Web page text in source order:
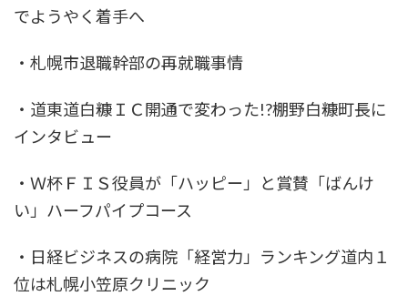
でようやく着手へ
・札幌市退職幹部の再就職事情
・道東道白糠ＩＣ開通で変わった!?棚野白糠町長に
インタビュー
・Ｗ杯ＦＩＳ役員が「ハッピー」と賞賛「ばんけ
い」ハーフパイプコース
・日経ビジネスの病院「経営力」ランキング道内１
位は札幌小笠原クリニック